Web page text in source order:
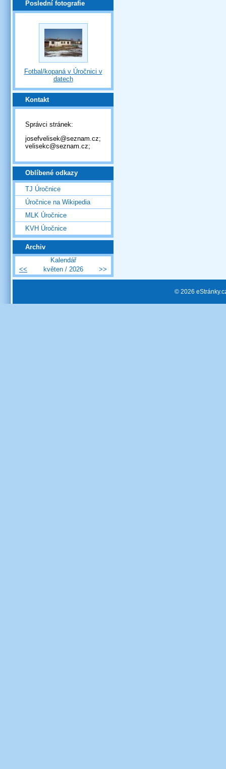
Poslední fotografie
Fotbal/kopaná v Úročnici v
datech
Kontakt
Správci stránek:
josefvelisek@seznam.cz;
velisekc@seznam.cz;
Oblíbené odkazy
TJ Úročnice
Úročnice na Wikipedia
MLK Úročnice
KVH Úročnice
Archiv
Kalendář
<<
květen / 2026 >>
© 2026